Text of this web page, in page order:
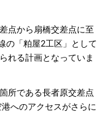
点から扇橋交差点に至
の「粕屋2工区」として
れる計画となっていま
所である長者原交差点
へのアクセスがさらに